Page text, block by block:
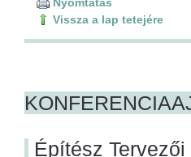
Vissza a lap tetejére
Építész